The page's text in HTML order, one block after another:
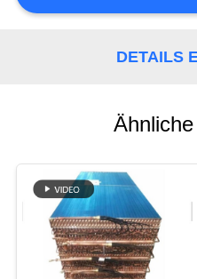
POLICY
DETAILS